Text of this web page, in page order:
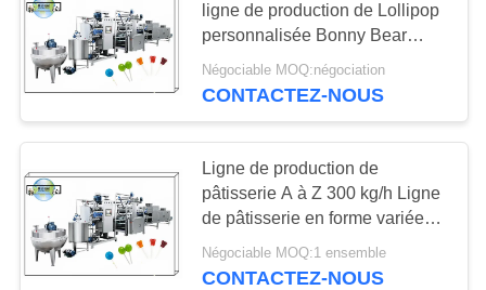
PLAN
DU
SITE
POLICY
Chaîne de
fabrication de
chocolat
ligne de production de Lollipop
personnalisée Bonny Bear
Hear Mikey Rose en forme de
150 kg / h 300 kg / h
Négociable MOQ:négociation
CONTACTEZ-NOUS
Ligne de production de
pâtisserie A à Z 300 kg/h Ligne
de pâtisserie en forme variée
Machine à bonbons Chine
Fournisseur d'usine
Négociable MOQ:1 ensemble
CONTACTEZ-NOUS